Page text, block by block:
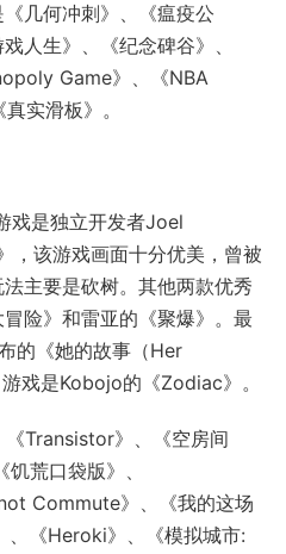
几何冲刺》、《瘟疫公
人生》、《纪念碑谷》、
Game》、《NBA
实滑板》。
戏是独立开发者Joel
，该游戏画面十分优美，曾被
主要是砍树。其他两款优秀
险》和雷亚的《聚爆》。最
的《她的故事（Her
戏是Kobojo的《Zodiac》。
Transistor》、《空房间
荒口袋版》、
Commute》、《我的这场
、《Heroki》、《模拟城市: